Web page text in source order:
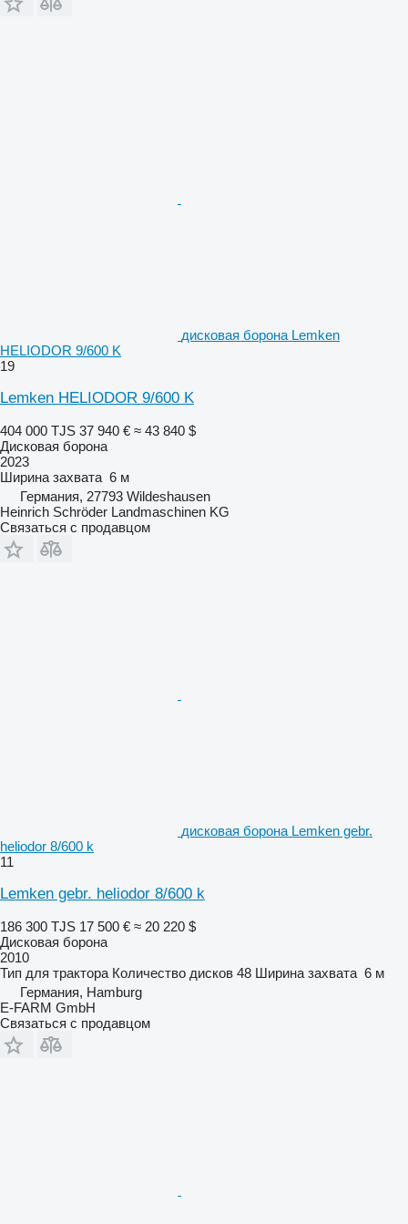
дисковая борона Lemken
HELIODOR 9/600 K
19
Lemken HELIODOR 9/600 K
404 000 TJS 37 940 € ≈ 43 840 $
Дисковая борона
2023
Ширина захвата 6 м
Германия, 27793 Wildeshausen
Heinrich Schröder Landmaschinen KG
Связаться с продавцом
дисковая борона Lemken gebr.
heliodor 8/600 k
11
Lemken gebr. heliodor 8/600 k
186 300 TJS 17 500 € ≈ 20 220 $
Дисковая борона
2010
Тип для трактора Количество дисков 48 Ширина захвата 6 м
Германия, Hamburg
E-FARM GmbH
Связаться с продавцом